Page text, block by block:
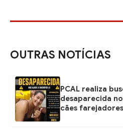
OUTRAS NOTÍCIAS
PCAL realiza
desaparecida
cães farejadores